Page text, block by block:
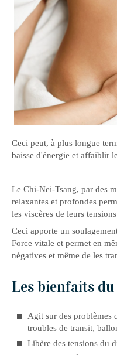
Ceci peut, à plus longue
baisse d'énergie et affaiblir
Le Chi-Nei-Tsang, par des
relaxantes et profondes
les viscères de leurs
Ceci apporte un
Force vitale et permet en
négatives et même de les
Les bienfaits
Agit sur des problèmes
troubles de transit,
Libère des tensions du